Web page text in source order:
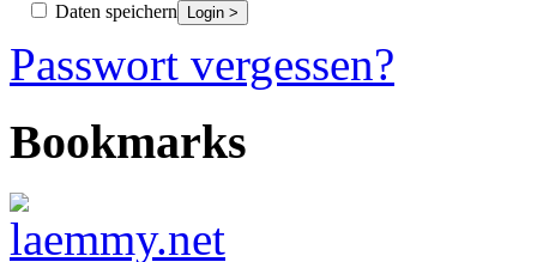
Daten speichern
Passwort vergessen?
Bookmarks